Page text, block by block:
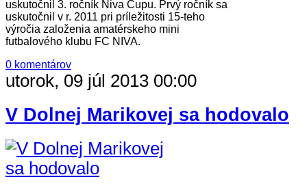
uskutočnil 3. ročník Niva Cupu. Prvý ročník sa
uskutočnil v r. 2011 pri príležitosti 15-teho
výročia založenia amatérskeho mini
futbalového klubu FC NIVA.
0 komentárov
utorok, 09 júl 2013 00:00
V Dolnej Marikovej sa hodovalo